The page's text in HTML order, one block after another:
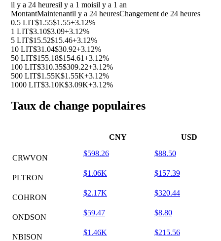
il y a 24 heuresil y a 1 moisil y a 1 an
MontantMaintenantil y a 24 heuresChangement de 24 heures
0.5 LIT$1.55$1.55+3.12%
1 LIT$3.10$3.09+3.12%
5 LIT$15.52$15.46+3.12%
10 LIT$31.04$30.92+3.12%
50 LIT$155.18$154.61+3.12%
100 LIT$310.35$309.22+3.12%
500 LIT$1.55K$1.55K+3.12%
1000 LIT$3.10K$3.09K+3.12%
Taux de change populaires
CNY USD
CRWVON
$598.26 $88.50
PLTRON
$1.06K $157.39
COHRON
$2.17K $320.44
ONDSON
$59.47 $8.80
NBISON
$1.46K $215.56